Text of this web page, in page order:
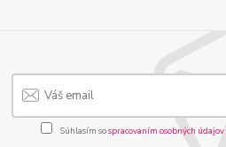
Súhlasím sospracovaním osobných údajov